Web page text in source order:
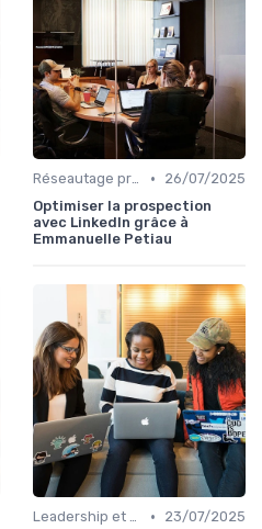
Réseautage professionnel •
26/07/2025
Optimiser la prospection
avec LinkedIn grâce à
Emmanuelle Petiau
Leadership et management commercial •
23/07/2025